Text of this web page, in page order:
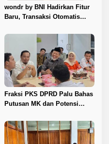
wondr by BNI Hadirkan Fitur
Baru, Transaksi Otomatis
Telepon
Fraksi PKS DPRD Palu Bahas
Putusan MK dan Potensi
dengan KPU